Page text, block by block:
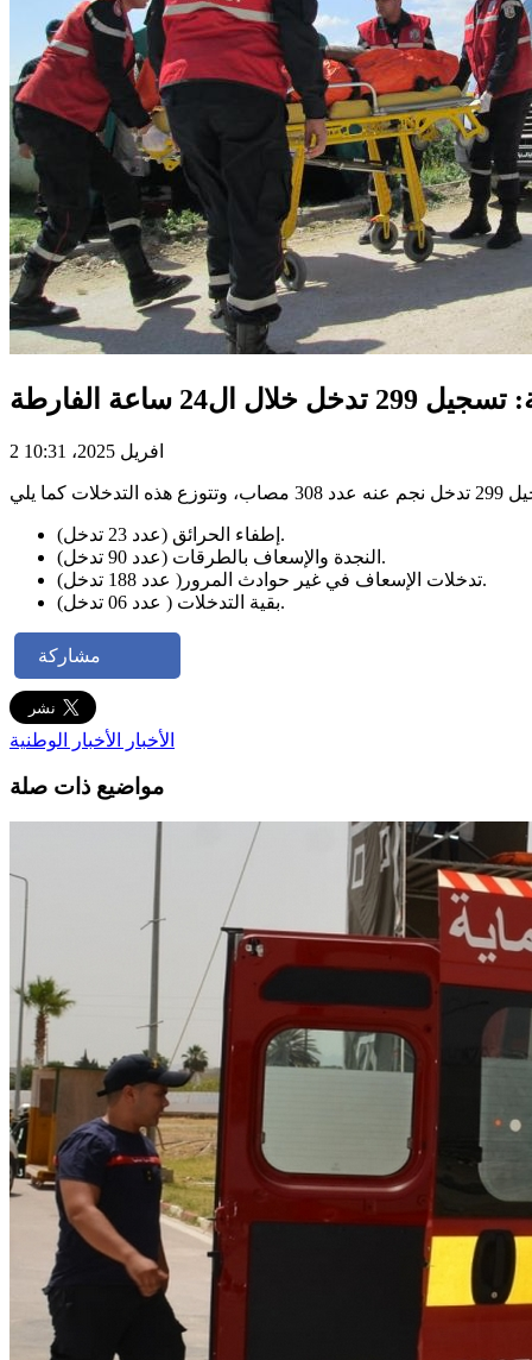
2 افريل 2025، 10:31
إطفاء الحرائق (عدد 23 تدخل).
النجدة والإسعاف بالطرقات (عدد 90 تدخل).
تدخلات الإسعاف في غير حوادث المرور( عدد 188 تدخل).
بقية التدخلات ( عدد 06 تدخل).
مشاركة
الأخبار الأخبار الوطنية
مواضيع ذات صلة